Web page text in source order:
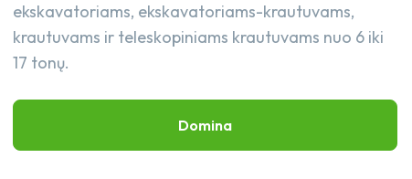
ekskavatoriams, ekskavatoriams-krautuvams,
krautuvams ir teleskopiniams krautuvams nuo 6 iki
17 tonų.
Domina